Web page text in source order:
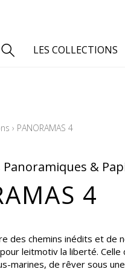
LES COLLECTIONS
Aspect
Lin
› PANORAMAS 4
Panoramiques &
4
des chemins inédits et de
leitmotiv la liberté. Celle
marines, de rêver sous